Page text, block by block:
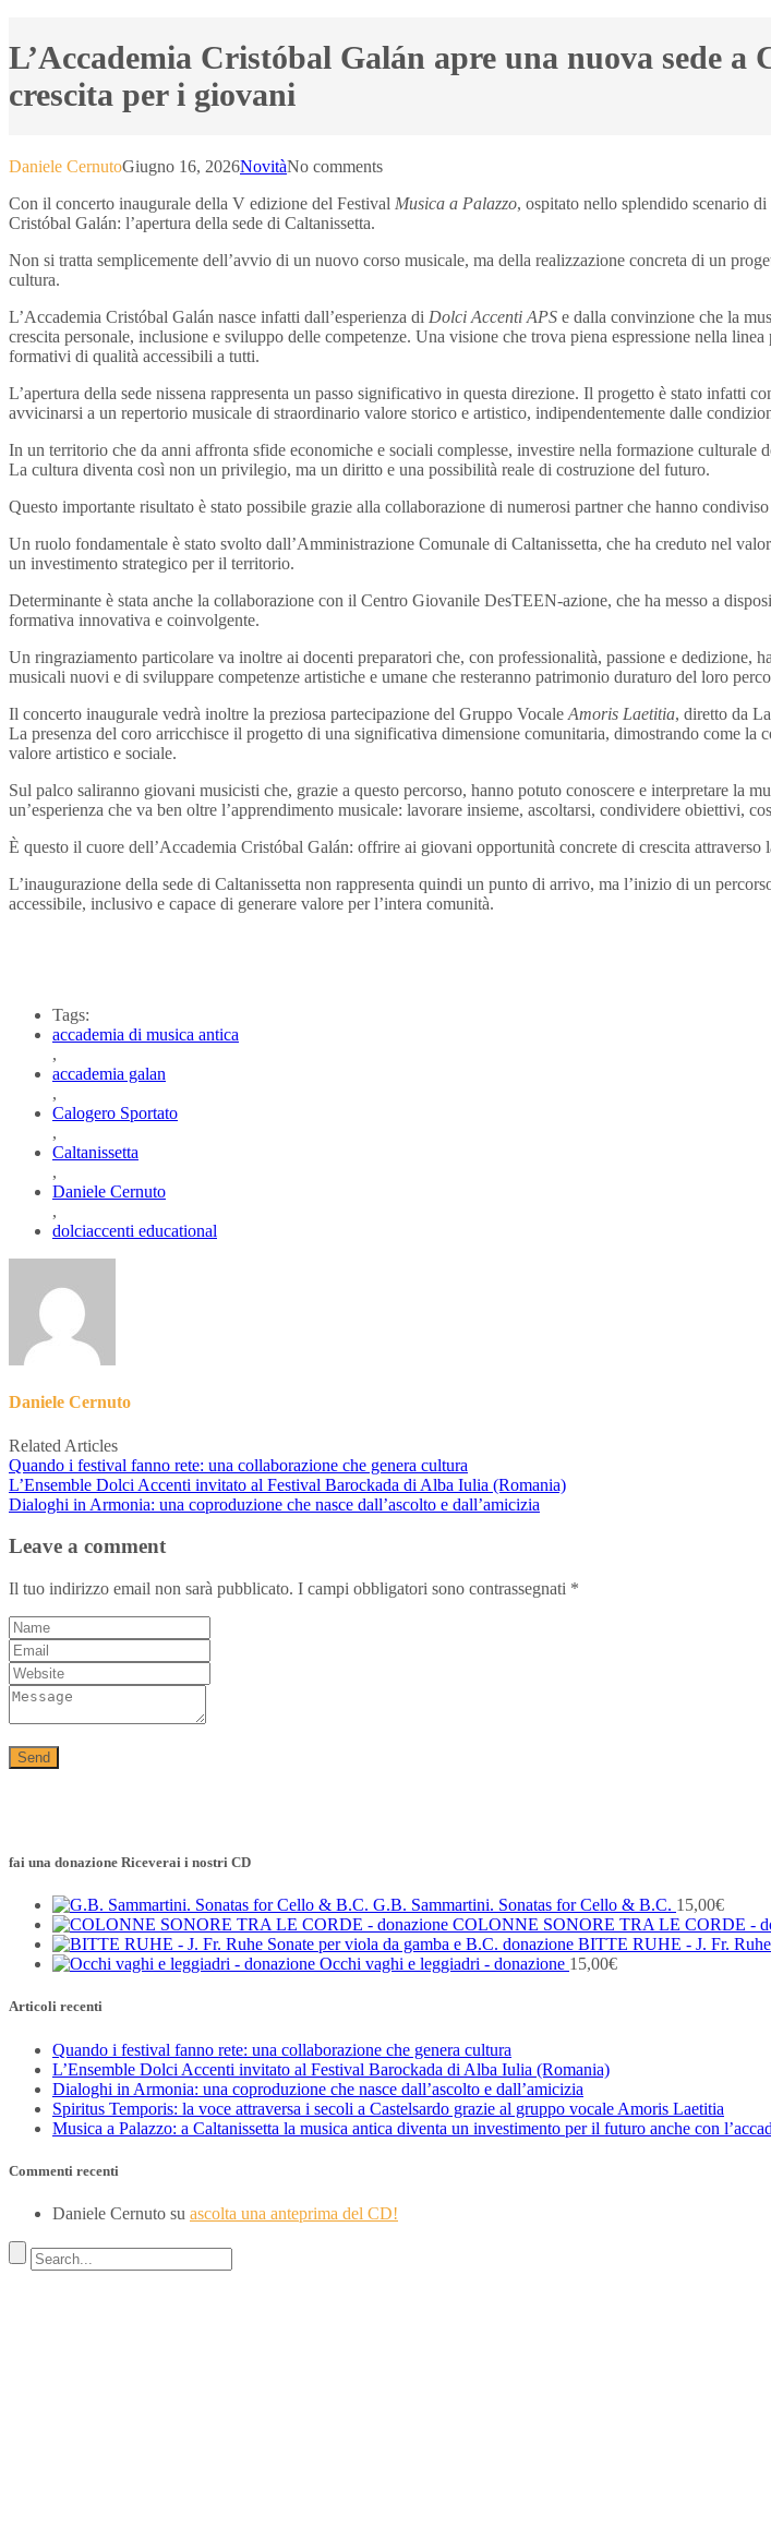
L’Accademia Cristóbal Galán apre una nuova sede
crescita per i giovani
Daniele CernutoGiugno 16, 2026NovitàNo comments
Con il concerto inaugurale della V edizione del Festival Musica a Palazzo, ospitato nello splendido scenario
Cristóbal Galán: l’apertura della sede di Caltanissetta.
Non si tratta semplicemente dell’avvio di un nuovo corso musicale, ma della realizzazione concreta di un
cultura.
L’Accademia Cristóbal Galán nasce infatti dall’esperienza di Dolci Accenti APS e dalla convinzione che la
crescita personale, inclusione e sviluppo delle competenze. Una visione che trova piena espressione nella linea
formativi di qualità accessibili a tutti.
L’apertura della sede nissena rappresenta un passo significativo in questa direzione. Il progetto è stato infatti
avvicinarsi a un repertorio musicale di straordinario valore storico e artistico, indipendentemente dalle
In un territorio che da anni affronta sfide economiche e sociali complesse, investire nella formazione
La cultura diventa così non un privilegio, ma un diritto e una possibilità reale di costruzione del futuro.
Questo importante risultato è stato possibile grazie alla collaborazione di numerosi partner che hanno
Un ruolo fondamentale è stato svolto dall’Amministrazione Comunale di Caltanissetta, che ha creduto nel
un investimento strategico per il territorio.
Determinante è stata anche la collaborazione con il Centro Giovanile DesTEEN-azione, che ha messo a
formativa innovativa e coinvolgente.
Un ringraziamento particolare va inoltre ai docenti preparatori che, con professionalità, passione e
musicali nuovi e di sviluppare competenze artistiche e umane che resteranno patrimonio duraturo del loro
Il concerto inaugurale vedrà inoltre la preziosa partecipazione del Gruppo Vocale Amoris Laetitia, diretto da
La presenza del coro arricchisce il progetto di una significativa dimensione comunitaria, dimostrando come
valore artistico e sociale.
Sul palco saliranno giovani musicisti che, grazie a questo percorso, hanno potuto conoscere e interpretare la
un’esperienza che va ben oltre l’apprendimento musicale: lavorare insieme, ascoltarsi, condividere obiettivi,
È questo il cuore dell’Accademia Cristóbal Galán: offrire ai giovani opportunità concrete di crescita attraverso
L’inaugurazione della sede di Caltanissetta non rappresenta quindi un punto di arrivo, ma l’inizio di un
accessibile, inclusivo e capace di generare valore per l’intera comunità.
Tags:
accademia di musica antica
,
accademia galan
,
Calogero Sportato
,
Caltanissetta
,
Daniele Cernuto
,
dolciaccenti educational
Daniele Cernuto
Related Articles
Quando i festival fanno rete: una collaborazione che genera cultura
L’Ensemble Dolci Accenti invitato al Festival Barockada di Alba Iulia (Romania)
Dialoghi in Armonia: una coproduzione che nasce dall’ascolto e dall’amicizia
Leave a comment
Il tuo indirizzo email non sarà pubblicato. I campi obbligatori sono contrassegnati *
fai una donazione Riceverai i nostri CD
G.B. Sammartini. Sonatas for Cello & B.C. 15,00€
COLONNE SONORE TRA LE CORDE -
BITTE RUHE - J. Fr. Ruhe
Occhi vaghi e leggiadri - donazione 15,00€
Articoli recenti
Quando i festival fanno rete: una collaborazione che genera cultura
L’Ensemble Dolci Accenti invitato al Festival Barockada di Alba Iulia (Romania)
Dialoghi in Armonia: una coproduzione che nasce dall’ascolto e dall’amicizia
Spiritus Temporis: la voce attraversa i secoli a Castelsardo grazie al gruppo vocale Amoris Laetitia
Musica a Palazzo: a Caltanissetta la musica antica diventa un investimento per il futuro anche con
Commenti recenti
Daniele Cernuto su ascolta una anteprima del CD!